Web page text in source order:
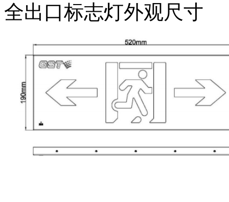
全出口标志灯外观尺寸